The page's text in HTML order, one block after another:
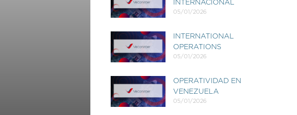
INTERNACIONAL
05/01/2026
INTERNATIONAL
OPERATIONS
05/01/2026
OPERATIVIDAD EN
VENEZUELA
05/01/2026